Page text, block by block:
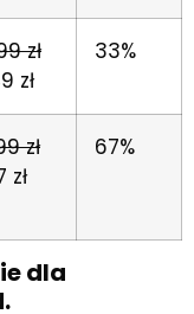
zł
zł
33%
zł
zł
67%
dla